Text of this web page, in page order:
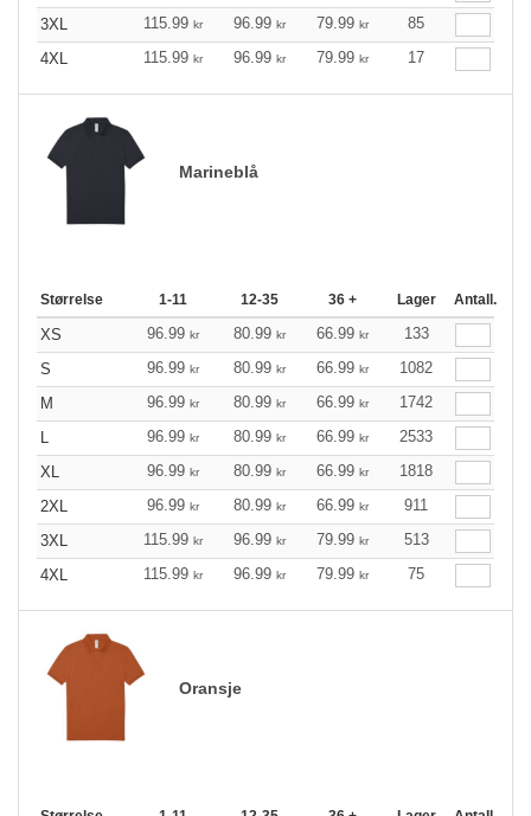
3XL
115.99 kr 96.99 kr 79.99 kr
85
4XL
115.99 kr 96.99 kr 79.99 kr 17
Marineblå
Størrelse 1-11 12-35 36 + Lager Antall.
XS 96.99 kr 80.99 kr 66.99 kr
133
S
96.99 kr 80.99 kr 66.99 kr
1082
M
96.99 kr 80.99 kr 66.99 kr
1742
L
96.99 kr 80.99 kr 66.99 kr
2533
XL
96.99 kr 80.99 kr 66.99 kr
1818
2XL
96.99 kr 80.99 kr 66.99 kr
911
3XL
115.99 kr 96.99 kr 79.99 kr
513
4XL
115.99 kr 96.99 kr 79.99 kr 75
Oransje